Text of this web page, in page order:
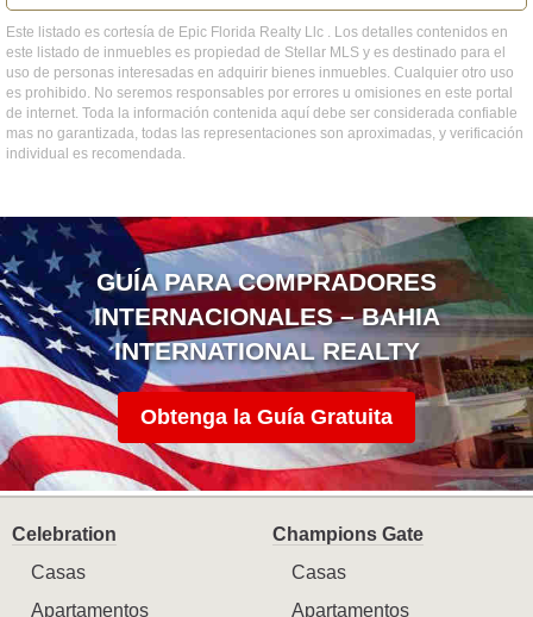
Este listado es cortesía de Epic Florida Realty Llc . Los detalles contenidos en
este listado de inmuebles es propiedad de Stellar MLS y es destinado para el
uso de personas interesadas en adquirir bienes inmuebles. Cualquier otro uso
es prohibido. No seremos responsables por errores u omisiones en este portal
de internet. Toda la información contenida aquí debe ser considerada confiable
mas no garantizada, todas las representaciones son aproximadas, y verificación
individual es recomendada.
GUÍA PARA COMPRADORES
INTERNACIONALES – BAHIA
INTERNATIONAL REALTY
Obtenga la Guía Gratuita
Celebration
Casas
Apartamentos
Champions Gate
Casas
Apartamentos